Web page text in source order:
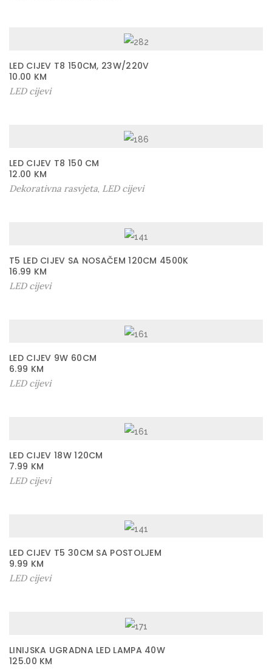
a
LED CIJEV T8 150CM, 23W/220V
10.00 KM
LED cijevi
LED CIJEV T8 150 CM
12.00 KM
Dekorativna rasvjeta LED cijevi
T5 LED CIJEV SA NOSAČEM 120CM 4500K
16.99 KM
LED cijevi
LED CIJEV 9W 60CM
6.99 KM
LED cijevi
LED CIJEV 18W 120CM
7.99 KM
LED cijevi
LED CIJEV T5 30CM SA POSTOLJEM
9.99 KM
LED cijevi
LINIJSKA UGRADNA LED LAMPA 40W
125.00 KM